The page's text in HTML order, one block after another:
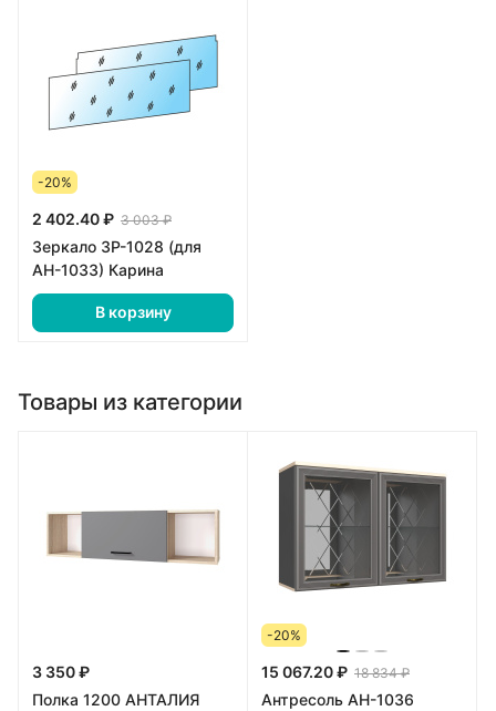
-20%
2 402.40 ₽ 3 003 ₽
Зеркало ЗР-1028 (для
АН-1033) Карина
В корзину
Товары из категории
3 350 ₽
Полка 1200 АНТАЛИЯ
-20%
15 067.20 ₽ 18 834 ₽
Антресоль АН-1036